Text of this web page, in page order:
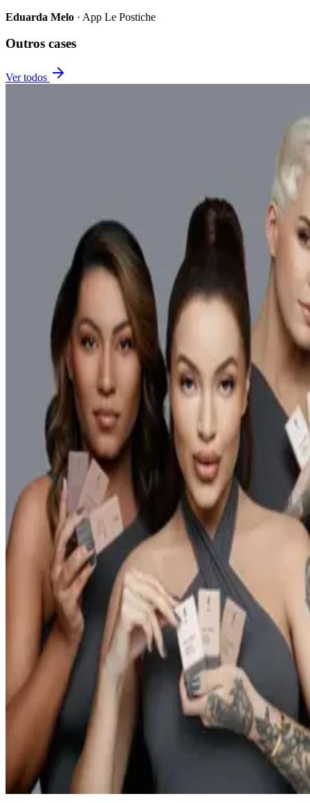
Eduarda Melo · App Le Postiche
Outros cases
Ver todos